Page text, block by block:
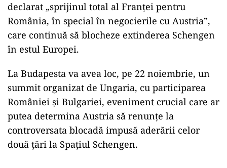
declarat „sprijinul total al Franței pentru
România, în special în negocierile cu Austria”,
care continuă să blocheze extinderea Schengen
în estul Europei.
La Budapesta va avea loc, pe 22 noiembrie, un
summit organizat de Ungaria, cu participarea
României și Bulgariei, eveniment crucial care ar
putea determina Austria să renunțe la
controversata blocadă impusă aderării celor
două țări la Spațiul Schengen.